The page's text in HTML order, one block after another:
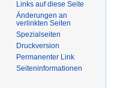
Links auf diese Seite
Änderungen an
verlinkten Seiten
Spezialseiten
Druckversion
Permanenter Link
Seiten­informationen